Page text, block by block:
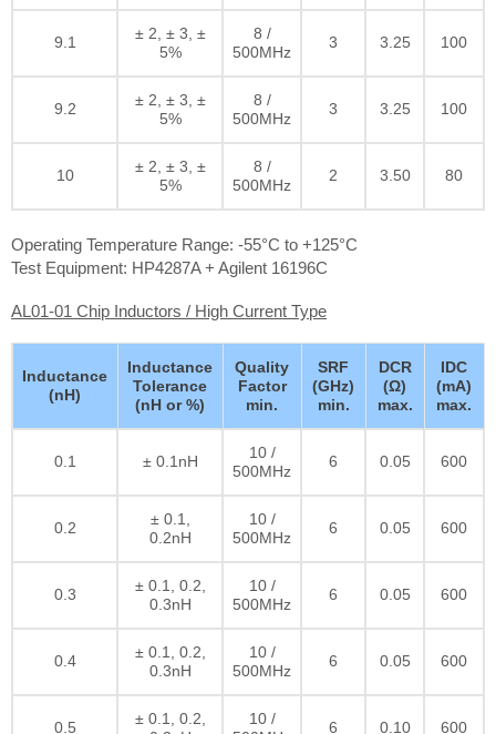
9.1
± 2, ± 3, ±
5%
8 /
500MHz
3 3.25 100
9.2
± 2, ± 3, ±
5%
8 /
500MHz
3 3.25 100
10
± 2, ± 3, ±
5%
8 /
500MHz
2 3.50 80
Operating Temperature Range: -55°C to +125°C
Test Equipment: HP4287A + Agilent 16196C
AL01-01 Chip Inductors / High Current Type
Inductance
(nH)
Inductance
Tolerance
(nH or %)
Quality
Factor
min.
SRF
(GHz)
min.
DCR
(Ω)
max.
IDC
(mA)
max.
0.1 ± 0.1nH
10 /
500MHz
6 0.05 600
0.2
± 0.1,
0.2nH
10 /
500MHz
6 0.05 600
0.3
± 0.1, 0.2,
0.3nH
10 /
500MHz
6 0.05 600
0.4
± 0.1, 0.2,
0.3nH
10 /
500MHz
6 0.05 600
0.5
± 0.1, 0.2,
10 /
6 0.10 600